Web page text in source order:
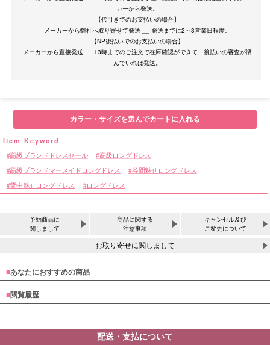
カーから発送。
【代引きでのお支払いの場合】
メーカーから弊社へ取り寄せて発送 __ 発送までに2～3営業日程度。
【NP後払いでのお支払いの場合】
メーカーから直接発送 __ 13時までのご注文で在庫確認ができて、後払いの審査が済
カラー・サイズを選んでカートに入れる
高級ブランドドレスセール
高級ロングドレス
高級ブランドマーメイドロングドレス
谷間魅せロングドレス
背中魅せロングドレス ロングドレス
予約商品に
関しまして
商品に関する
注意事項
キャンセル及び
ご変更について
お取り寄せに関しまして
■あなたにおすすめの商品
■閲覧履歴
配送・支払について